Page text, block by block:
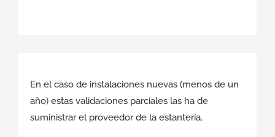
En el caso de instalaciones nuevas (menos de un
año) estas validaciones parciales las ha de
suministrar el proveedor de la estantería.